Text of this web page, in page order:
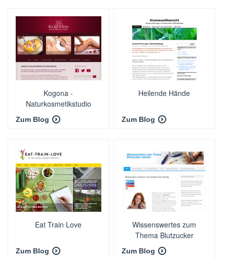
Kogona -
Naturkosmetikstudio
Zum Blog
Heilende Hände
Zum Blog
Eat Train Love
Zum Blog
Wissenswertes zum
Thema Blutzucker
messen
Zum Blog